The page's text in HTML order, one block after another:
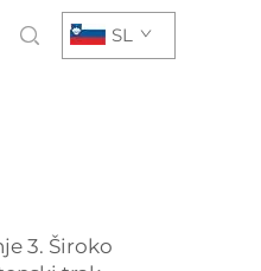
SL
3. Široko